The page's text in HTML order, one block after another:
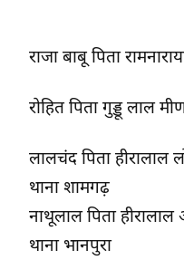
राजा बाबू पिता
रोहित पिता गुड्डू लाल
लालचंद पिता हीरालाल
थाना शामगढ़
नाथूलाल पिता हीरालाल
थाना भानपुरा